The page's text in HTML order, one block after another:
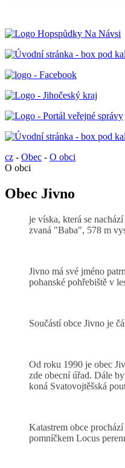
cz - Obec - O obci
O obci
Obec Jivno
je víska, která se
zvaná "Baba", 578 m
Jivno má své jméno
pohanské pohřebiště v
Součástí obce Jivno je
Od roku 1990 je obec
zde obecní úřad. Dále
koná Svatovojtěšská
Katastrem obce
pomníčkem Locus